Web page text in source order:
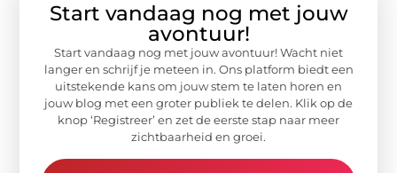
Start vandaag nog met jouw
avontuur!
Start vandaag nog met jouw avontuur! Wacht niet
langer en schrijf je meteen in. Ons platform biedt een
uitstekende kans om jouw stem te laten horen en
jouw blog met een groter publiek te delen. Klik op de
knop ‘Registreer’ en zet de eerste stap naar meer
zichtbaarheid en groei.